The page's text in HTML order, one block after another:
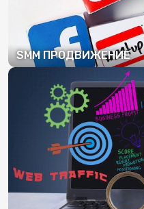
SMM ПРОДВИЖЕНИЕ
ПОДРОБНЕЕ